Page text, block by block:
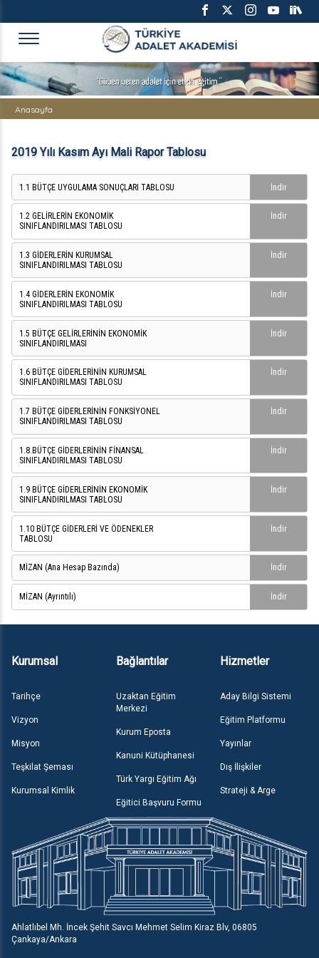
TÜRKİYE ADALET AKADEMİSİ
Anasayfa
2019 Yılı Kasım Ayı Mali Rapor Tablosu
1.1 BÜTÇE UYGULAMA SONUÇLARI TABLOSU İndir
1.2 GELİRLERİN EKONOMİK
SINIFLANDIRILMASI TABLOSU
İndir
1.3 GİDERLERİN KURUMSAL
SINIFLANDIRILMASI TABLOSU
İndir
1.4 GİDERLERİN EKONOMİK
SINIFLANDIRILMASI TABLOSU
İndir
1.5 BÜTÇE GELİRLERİNİN EKONOMİK
SINIFLANDIRILMASI
İndir
1.6 BÜTÇE GİDERLERİNİN KURUMSAL
SINIFLANDIRILMASI TABLOSU
İndir
1.7 BÜTÇE GİDERLERİNİN FONKSİYONEL
SINIFLANDIRILMASI TABLOSU
İndir
1.8.BÜTÇE GİDERLERİNİN FİNANSAL
SINIFLANDIRILMASI TABLOSU
İndir
1.9 BÜTÇE GİDERLERİNİN EKONOMİK
SINIFLANDIRILMASI TABLOSU
İndir
1.10 BÜTÇE GİDERLERİ VE ÖDENEKLER
TABLOSU
İndir
MİZAN (Ana Hesap Bazında) İndir
MİZAN (Ayrıntılı) İndir
Kurumsal
Tarihçe
Vizyon
Misyon
Teşkilat Şeması
Kurumsal Kimlik
Bağlantılar
Uzaktan Eğitim
Merkezi
Kurum Eposta
Kanuni Kütüphanesi
Türk Yargı Eğitim Ağı
Eğitici Başvuru Formu
Hizmetler
Aday Bilgi Sistemi
Eğitim Platformu
Yayınlar
Dış İlişkiler
Strateji & Arge
Ahlatlıbel Mh. İncek Şehit Savcı Mehmet Selim Kiraz Blv, 06805
Çankaya/Ankara